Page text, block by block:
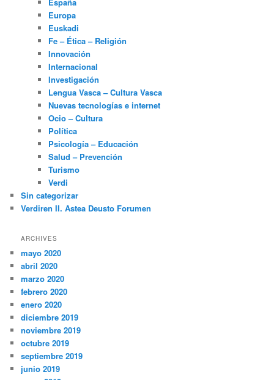
Europa
Euskadi
Fe – Ética – Religión
Innovación
Internacional
Investigación
Lengua Vasca – Cultura Vasca
Nuevas tecnologías e internet
Ocio – Cultura
Política
Psicología – Educación
Salud – Prevención
Turismo
Verdi
Sin categorizar
Verdiren II. Astea Deusto Forumen
ARCHIVES
mayo 2020
abril 2020
marzo 2020
febrero 2020
enero 2020
diciembre 2019
noviembre 2019
octubre 2019
septiembre 2019
junio 2019